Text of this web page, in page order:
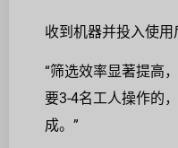
收到机器并投入使用
“筛选效率显著提高
要3-4名工人操作的
成。”